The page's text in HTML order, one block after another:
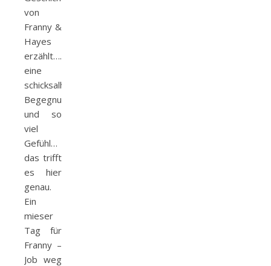
von
Franny &
Hayes
erzählt….
eine
schicksalhafte
Begegnung…
und so
viel
Gefühl…
das trifft
es hier
genau.
Ein
mieser
Tag für
Franny –
Job weg